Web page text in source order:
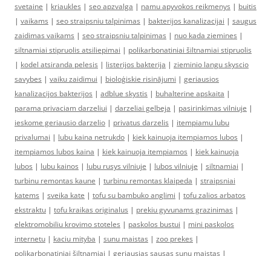
svetaine | kriaukles | seo apzvalga | namu apyvokos reikmenys | buitis
| vaikams | seo straipsniu talpinimas | bakterijos kanalizacijai | saugus
zaidimas vaikams | seo straipsniu talpinimas | nuo kada ziemines |
siltnamiai stipruolis atsiliepimai | polikarbonatiniai šiltnamiai stipruolis
| kodel atsiranda pelesis | listerijos bakterija | zieminio langu skyscio
savybes | vaiku zaidimui | bioloģiskie risinājumi | geriausios
kanalizacijos bakterijos | adblue skystis | buhalterine apskaita |
parama privaciam darzeliui | darzeliai gelbeja | pasirinkimas vilniuje |
ieskome geriausio darzelio | privatus darzelis | itempiamu lubu
privalumai | lubu kaina netrukdo | kiek kainuoja itempiamos lubos |
itempiamos lubos kaina | kiek kainuoja itempiamos | kiek kainuoja
lubos | lubu kainos | lubu rusys vilniuje | lubos vilniuje | siltnamiai |
turbinu remontas kaune | turbinu remontas klaipeda | straipsniai
katems | sveika kate | tofu su bambuko anglimi | tofu zalios arbatos
ekstraktu | tofu kraikas originalus | prekiu gyvunams grazinimas |
elektromobiliu krovimo stoteles | paskolos bustui | mini paskolos
internetu | kaciu mityba | sunu maistas | zoo prekes |
polikarbonatiniai šiltnamiai | geriausias sausas sunu maistas |